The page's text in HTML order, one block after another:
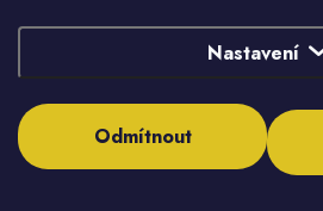
Nastavení
Odmítnout